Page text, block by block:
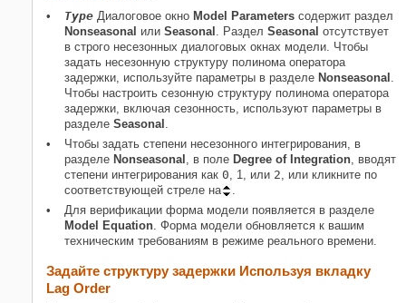
Type Диалоговое окно Model Parameters содержит раздел
Nonseasonal или Seasonal . Раздел Seasonal отсутствует
в строго несезонных диалоговых окнах модели. Чтобы
задать несезонную структуру полинома оператора
задержки, используйте параметры в разделе Nonseasonal .
Чтобы настроить сезонную структуру полинома оператора
задержки, включая сезонность, используют параметры в
разделе Seasonal .
Чтобы задать степени несезонного интегрирования, в
разделе Nonseasonal , в поле Degree of Integration, вводят
степени интегрирования как 0, 1, или 2, или кликните по
соответствующей стреле на
.
Для верификации форма модели появляется в разделе
Model Equation. Форма модели обновляется к вашим
техническим требованиям в режиме реального времени.
Задайте структуру задержки Используя вкладку
Lag Order